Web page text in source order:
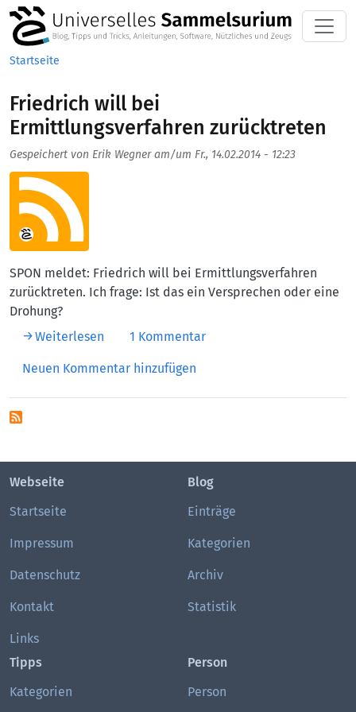
Direkt zum Inhalt
Startseite
Friedrich will bei
Ermittlungsverfahren zurücktreten
Gespeichert von Erik Wegneram/um Fr., 14.02.2014 - 12:23
Aufmacherbild
SPON meldet: Friedrich will bei Ermittlungsverfahren
zurücktreten. Ich frage: Ist das ein Versprechen oder eine
Drohung?
Weiterlesen über Friedrich will bei
1 Kommentar
Neuen Kommentar hinzufügen
Webseite
Startseite
Impressum
Datenschutz
Kontakt
Links
Blog
Einträge
Kategorien
Archiv
Statistik
Tipps
Kategorien
Person
Person